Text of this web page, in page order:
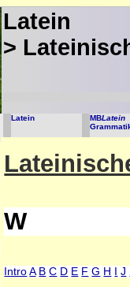
Latein
>
Latein MBLatein
W
Intro A B C D E F G H I J